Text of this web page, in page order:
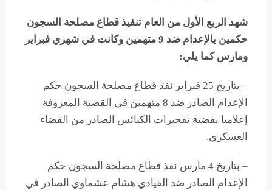
شهد الربع الأول من العام تنفيذ قطاع مصلحة السجون
حكمين بالإعدام ضد 9 متهمين وكانت في شهري فبراير
ومارس كما يلي:
– بتاريخ 25 فبراير نفذ قطاع مصلحة السجون حكم
الإعدام الصادر ضد 8 متهمين في القضية المعروفة
إعلاميا بقضية تفجيرات الكنائس الصادر من القضاء
العسكري.
– بتاريخ 4 مارس نفذ قطاع مصلحة السجون حكم
الإعدام الصادر ضد القيادي هشام عشماوي الصادر في